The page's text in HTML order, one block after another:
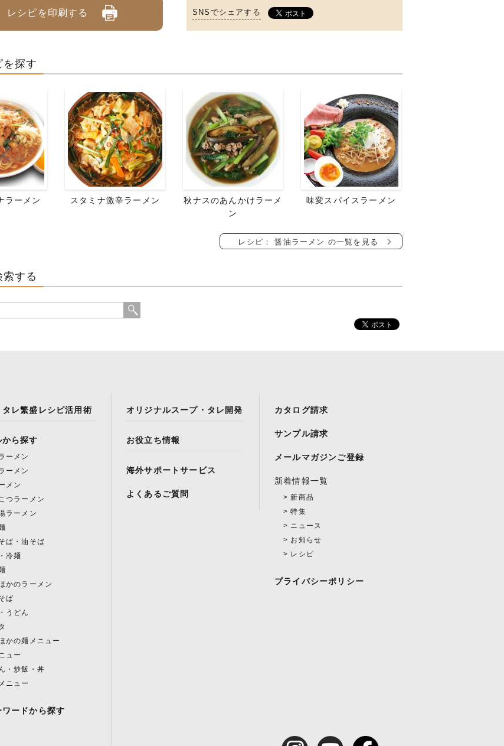
シピを印刷する SNSでシェアする
探す
ラーメン スタミナ激辛ラーメン
秋ナスのあんかけラーメ
ン
味変スパイスラーメン
レシピ： 醤油ラーメン の一覧を見る
索する
タレ繁盛レシピ活用術
ら探す
ーメン
ーメン
メン
つラーメン
ラーメン
ば・油そば
冷麺
かのラーメン
ば
うどん
かの麺メニュー
ュー
・炒飯・丼
ニュー
ードから探す
オリジナルスープ・タレ開発
お役立ち情報
海外サポートサービス
よくあるご質問
カタログ請求
サンプル請求
メールマガジンご登録
新着情報一覧
新商品
特集
ニュース
お知らせ
レシピ
プライバシーポリシー